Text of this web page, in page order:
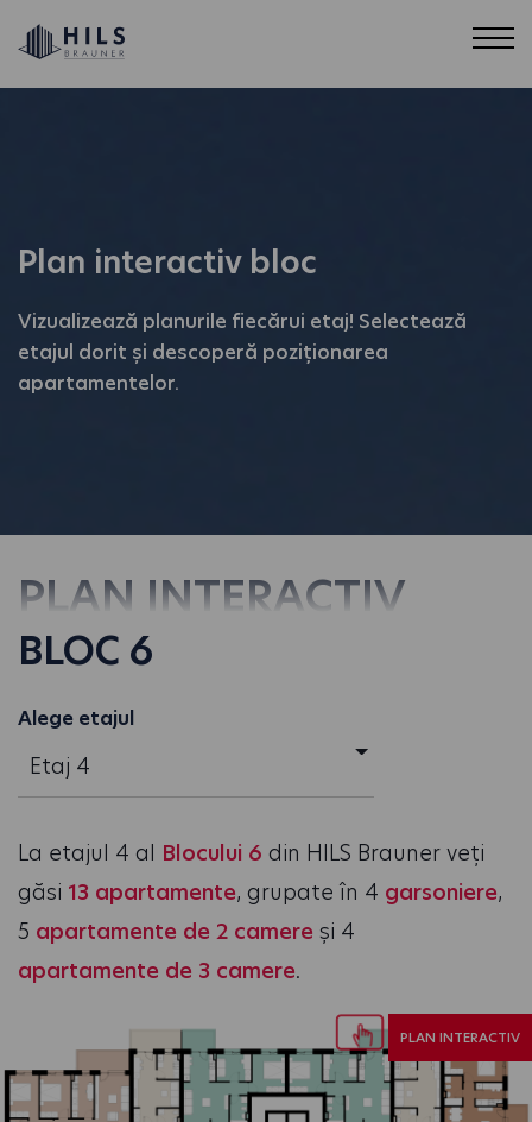
Plan interactiv bloc
Vizualizează planurile fiecărui etaj! Selectează
etajul dorit și descoperă poziționarea
apartamentelor.
PLAN INTERACTIV
BLOC 6
Alege etajul
Etaj 4
La etajul 4 al Blocului 6 din HILS Brauner veți
găsi 13 apartamente, grupate în 4 garsoniere,
5 apartamente de 2 camere și 4
apartamente de 3 camere.
PLAN INTERACTIV